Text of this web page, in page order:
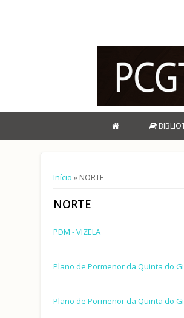
Está aqui
Início » NORTE
NORTE
PDM - VIZELA
Plano de Pormenor da Quinta do
Plano de Pormenor da Quinta do